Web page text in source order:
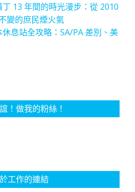
丁 13 年間的時光漫步：從 2010
變的庶民煙火氣
息站全攻略：SA/PA 差別、美
！做我的粉絲！
工作的連結